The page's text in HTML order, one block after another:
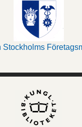
Stockholms